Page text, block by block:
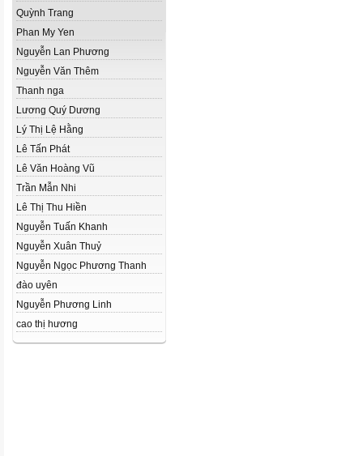
Quỳnh Trang
Phan My Yen
Nguyễn Lan Phương
Nguyễn Văn Thêm
Thanh nga
Lương Quý Dương
Lý Thị Lệ Hằng
Lê Tấn Phát
Lê Văn Hoàng Vũ
Trần Mẫn Nhi
Lê Thị Thu Hiền
Nguyễn Tuấn Khanh
Nguyễn Xuân Thuỷ
Nguyễn Ngọc Phương Thanh
đào uyên
Nguyễn Phương Linh
cao thị hương